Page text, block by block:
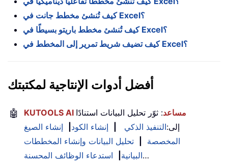
كيف تُنشئ مخطط جانت في Excel؟
كيف تُنشئ مخطط باريتو بسيطًا في Excel؟
كيف تضيف شريط تمرير إلى المخطط في Excel؟
أفضل أدوات الإنتاجية لمكتبتك
🤖 KUTOOLS AI مساعد: ثوّر تحليل البيانات استنادًا
إلى:التنفيذ الذكي إنشاء الكود
إنشاء الصيغ
المخصصة
تحليل البيانات وإنشاء المخططات
البيانية
استدعاء الوظائف المحسنة
…